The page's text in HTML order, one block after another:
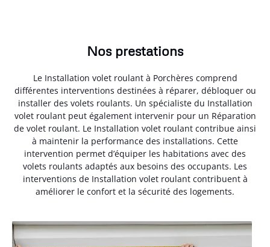
Nos prestations
Le Installation volet roulant à Porchères comprend
différentes interventions destinées à réparer, débloquer ou
installer des volets roulants. Un spécialiste du Installation
volet roulant peut également intervenir pour un Réparation
de volet roulant. Le Installation volet roulant contribue ainsi
à maintenir la performance des installations. Cette
intervention permet d’équiper les habitations avec des
volets roulants adaptés aux besoins des occupants. Les
interventions de Installation volet roulant contribuent à
améliorer le confort et la sécurité des logements.